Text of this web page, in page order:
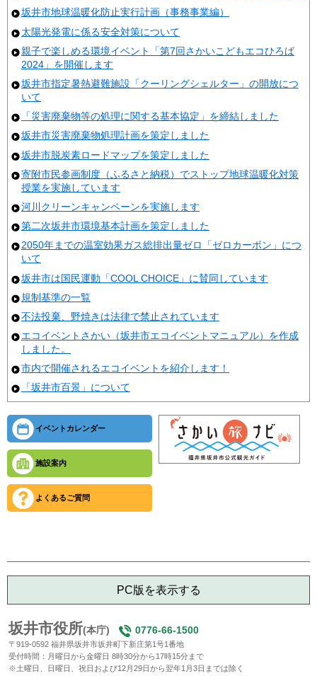
坂井市地球温暖化防止実行計画（事務事業編）
太陽光発電に係る安全対策について
親子で楽しめる環境イベント「第7回さかいこどもエコひろば
2024」を開催します
坂井市指定暑熱避難施設「クーリングシェルター」の開放につ
いて
「災害廃棄物等の処理に関する基本協定」を締結しました
坂井市災害廃棄物処理計画を策定しました
坂井市脱炭素ロードマップを策定しました
寄附市民参画制度（ふるさと納税）でストップ地球温暖化対策
授業を実施しています
河川クリーンキャンペーンを実施します
第二次坂井市環境基本計画を策定しました
2050年までの温室効果ガス総排出量ゼロ「ゼロカーボン」につ
いて
坂井市は国民運動「COOL CHOICE」に賛同しています
規制基準の一覧
不法投棄、野焼きは法律で禁止されています
エコイベントさかい（坂井市エコイベントマニュアル）を作成
しました。
市内で開催されるエコイベントを紹介します！
「坂井市百景」について
イベントカレンダー
施設案内
よくあるご質問
PC版を表示する
坂井市役所(本庁) 0776-66-1500
〒919-0592 福井県坂井市坂井町下新庄第1号1番地
受付時間：月曜日から金曜日 8時30分から17時15分まで
※土曜日、日曜日、祝日および12月29日から翌年1月3日までは除く